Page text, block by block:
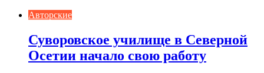
Авторские
Суворовское училище в Северной
Осетии начало свою работу